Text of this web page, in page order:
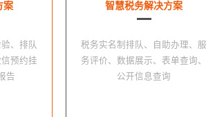
案
、排队
预约挂
告
智慧税务解决方案
税务实名制排队、自助办理、服
务评价、数据展示、表单查询、
公开信息查询